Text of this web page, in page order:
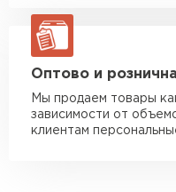
Оптово и
Мы продаем товары
зависимости от
клиентам